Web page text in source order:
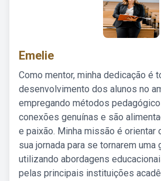
Emelie
Como mentor, minha dedicação é
desenvolvimento dos alunos no
empregando métodos
conexões genuínas e são
e paixão. Minha missão é orientar
sua jornada para se tornarem uma
utilizando abordagens
pelas principais instituições